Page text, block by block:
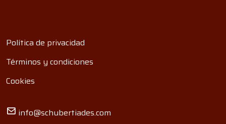
Política de privacidad
Términos y condiciones
Cookies
info@schubertiades.com